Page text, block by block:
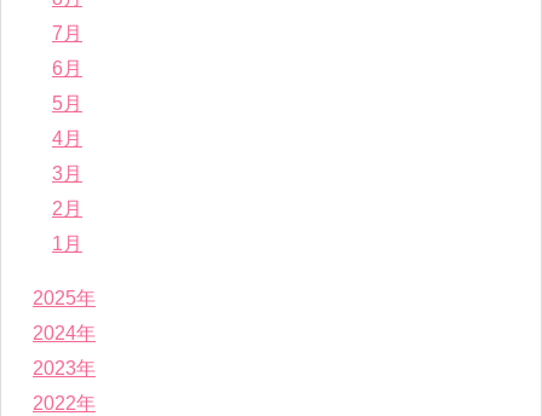
7月
6月
5月
4月
3月
2月
1月
2025年
2024年
2023年
2022年